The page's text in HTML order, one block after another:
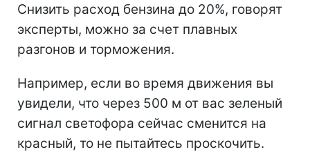
Снизить расход бензина до 20%, говорят
эксперты, можно за счет плавных
разгонов и торможения.
Например, если во время движения вы
увидели, что через 500 м от вас зеленый
сигнал светофора сейчас сменится на
красный, то не пытайтесь проскочить.